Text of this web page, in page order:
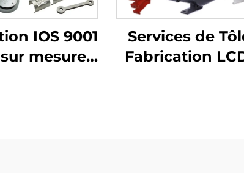
IOS 9001
mesure
Services de
Fabrication